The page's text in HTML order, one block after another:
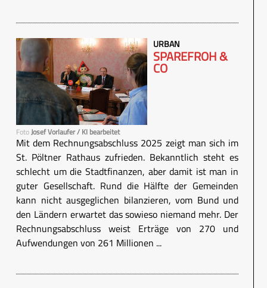
FotoJosef Vorlaufer / KI bearbeitet
URBAN
SPAREFROH &
CO
Mit dem Rechnungsabschluss 2025 zeigt man sich im
St. Pöltner Rathaus zufrieden. Bekanntlich steht es
schlecht um die Stadtfinanzen, aber damit ist man in
guter Gesellschaft. Rund die Hälfte der Gemeinden
kann nicht ausgeglichen bilanzieren, vom Bund und
den Ländern erwartet das sowieso niemand mehr. Der
Rechnungsabschluss weist Erträge von 270 und
Aufwendungen von 261 Millionen ...